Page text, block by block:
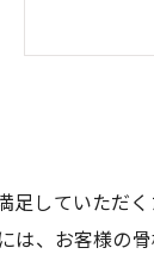
していただ
は、お客様の